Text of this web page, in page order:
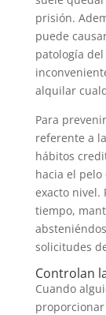
prisión.
puede
patologí­a
alquilar
Para
referente a
hábitos
hacia el pelo
exacto nivel.
tiempo,
solicitudes
Controlan
Cuando